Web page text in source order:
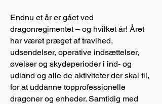
Endnu et år er gået ved
dragonregimentet – og hvilket år! Året
har været præget af travlhed,
udsendelser, operative indsættelser,
øvelser og skydeperioder i ind- og
udland og alle de aktiviteter der skal til,
for at uddanne topprofessionelle
dragoner og enheder. Samtidig med